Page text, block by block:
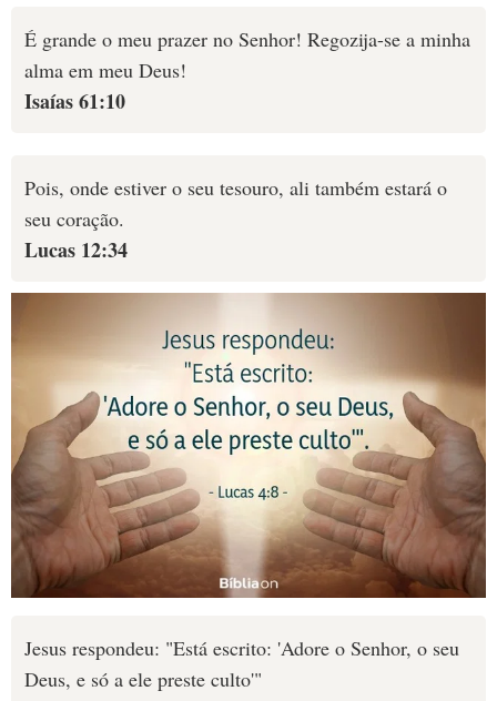
É grande o meu prazer no Senhor! Regozija-se a minha
alma em meu Deus!
Isaías 61:10
Pois, onde estiver o seu tesouro, ali também estará o
seu coração.
Lucas 12:34
Jesus respondeu: "Está escrito: 'Adore o Senhor, o seu
Deus, e só a ele preste culto'"